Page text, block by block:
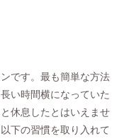
です。最も簡単な方法
い時間横になっていた
休息したとはいえませ
下の習慣を取り入れて